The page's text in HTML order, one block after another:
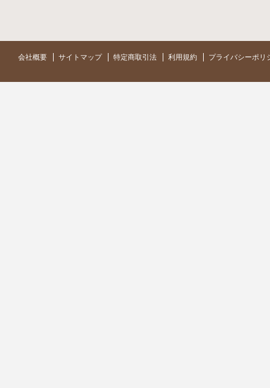
会社概要 サイトマップ 特定商取引法 利用規約 プライバシーポリ